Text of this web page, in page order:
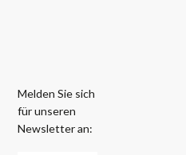
Melden Sie sich
für unseren
Newsletter an: